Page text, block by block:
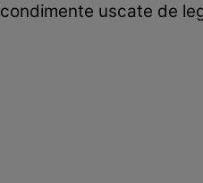
condimente uscate de